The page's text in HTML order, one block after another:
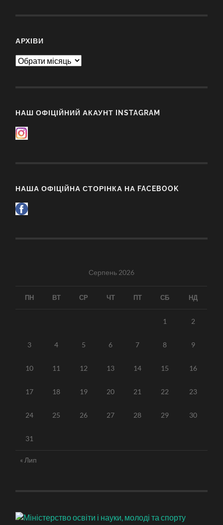
АРХІВИ
Архіви
НАШ ОФІЦІЙНИЙ АКАУНТ INSTAGRAM
НАША ОФІЦІЙНА СТОРІНКА НА FACEBOOK
Серпень 2026
ПН ВТ СР ЧТ ПТ СБ НД
1 2
3 4 5 6 7 8 9
10 11 12 13 14 15 16
17 18 19 20 21 22 23
24 25 26 27 28 29 30
31
« Лип